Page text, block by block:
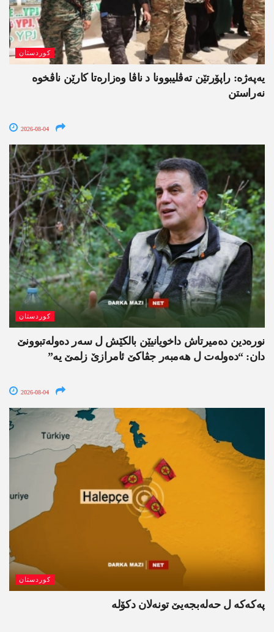
کوردستان
یەپەژە: راپۆرتێن تەڤلیبوونا د ناڤا وەزارەتا کارێن ناڤخوە
نەراستن
2026-08-04
کوردستان
نورەدین دەمیرتاش داخویانیێن بالکێش ل سەر دەولەتبوونێ
دان: “دەولەت ل ھەمبەر جڤاکێ ئامرازێ زلمێ یە”
2026-08-04
کوردستان
پەکەکە ل حەلەبجەیێ تونەلان دکۆلە